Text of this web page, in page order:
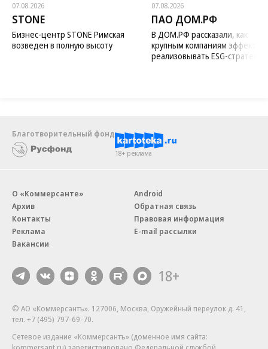
07.08.2026
STONE
Бизнес-центр STONE Римская
возведен в полную высоту
07.08.2026
ПАО ДОМ.РФ
В ДОМ.РФ рассказали, как
крупным компаниям
реализовывать ESG-стратегию
Благотворительный фонд
18+ реклама
О «Коммерсанте»
Архив
Контакты
Реклама
Вакансии
Android
Обратная связь
Правовая информация
E-mail рассылки
18+
© АО «Коммерсантъ». 127006, Москва, Оружейный переулок д. 41,
тел. +7 (495) 797-69-70.
Сетевое издание «Коммерсантъ» (доменное имя сайта: